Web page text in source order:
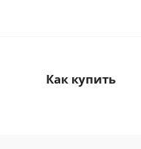
Как купить